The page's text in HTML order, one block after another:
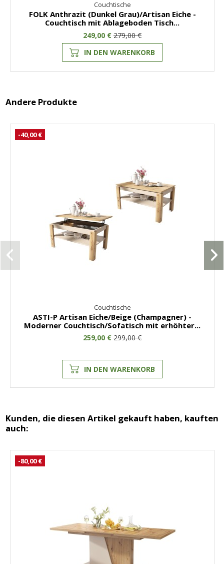
Couchtische
FOLK Anthrazit (Dunkel Grau)/Artisan Eiche -
Couchtisch mit Ablageboden Tisch...
249,00 € 279,00 €
IN DEN WARENKORB
Andere Produkte
-40,00 €
Couchtische
ASTI-P Artisan Eiche/Beige (Champagner) -
Moderner Couchtisch/Sofatisch mit erhöhter...
259,00 € 299,00 €
IN DEN WARENKORB
Kunden, die diesen Artikel gekauft haben, kauften
auch:
-80,00 €